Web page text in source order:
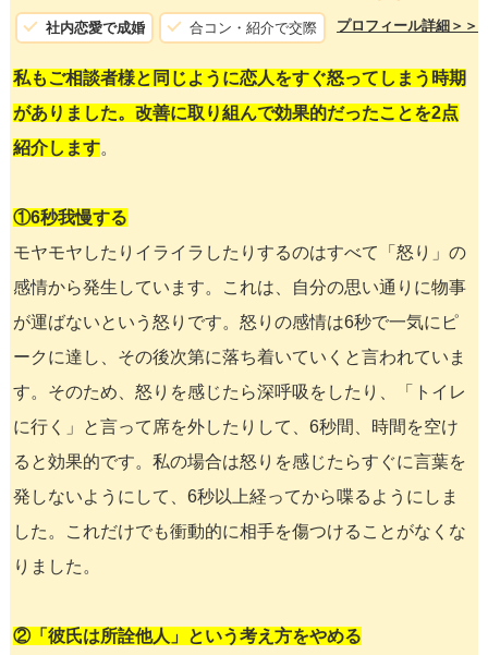
社内恋愛で成婚 合コン・紹介で交際 プロフィール詳細＞＞
私もご相談者様と同じように恋人をすぐ怒ってしまう時期
がありました。改善に取り組んで効果的だったことを2点
紹介します。
①6秒我慢する
モヤモヤしたりイライラしたりするのはすべて「怒り」の
感情から発生しています。これは、自分の思い通りに物事
が運ばないという怒りです。怒りの感情は6秒で一気にピ
ークに達し、その後次第に落ち着いていくと言われていま
す。そのため、怒りを感じたら深呼吸をしたり、「トイレ
に行く」と言って席を外したりして、6秒間、時間を空け
ると効果的です。私の場合は怒りを感じたらすぐに言葉を
発しないようにして、6秒以上経ってから喋るようにしま
した。これだけでも衝動的に相手を傷つけることがなくな
りました。
②「彼氏は所詮他人」という考え方をやめる